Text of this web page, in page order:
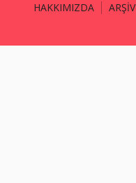
HAKKIMIZDA ARŞİV